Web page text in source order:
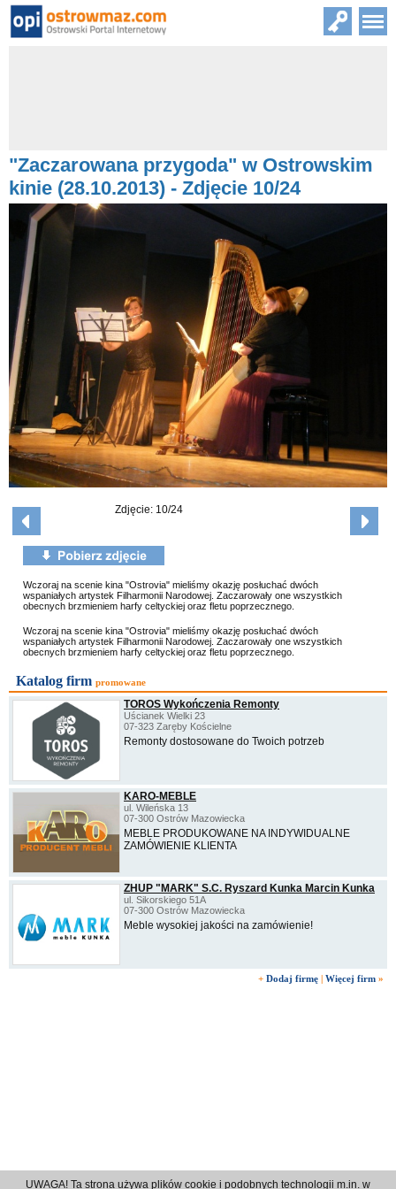
"Zaczarowana przygoda" w Ostrowskim
kinie (28.10.2013) - Zdjęcie 10/24
Zdjęcie: 10/24
Wczoraj na scenie kina "Ostrovia" mieliśmy okazję posłuchać dwóch
wspaniałych artystek Filharmonii Narodowej. Zaczarowały one wszystkich
obecnych brzmieniem harfy celtyckiej oraz fletu poprzecznego.
Wczoraj na scenie kina "Ostrovia" mieliśmy okazję posłuchać dwóch
wspaniałych artystek Filharmonii Narodowej. Zaczarowały one wszystkich
obecnych brzmieniem harfy celtyckiej oraz fletu poprzecznego.
Katalog firm promowane
TOROS Wykończenia Remonty
Uścianek Wielki 23
07-323 Zaręby Kościelne
Remonty dostosowane do Twoich potrzeb
KARO-MEBLE
ul. Wileńska 13
07-300 Ostrów Mazowiecka
MEBLE PRODUKOWANE NA INDYWIDUALNE
ZAMÓWIENIE KLIENTA
ZHUP "MARK" S.C. Ryszard Kunka Marcin Kunka
ul. Sikorskiego 51A
07-300 Ostrów Mazowiecka
Meble wysokiej jakości na zamówienie!
+ Dodaj firmę | Więcej firm »
UWAGA! Ta strona używa plików cookie i podobnych technologii m.in. w